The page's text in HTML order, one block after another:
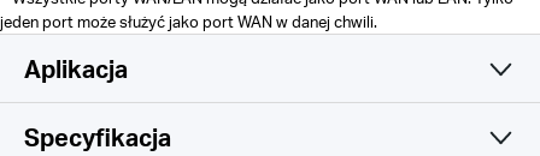
jeden port może służyć jako port WAN w danej chwili.
Aplikacja
Specyfikacja